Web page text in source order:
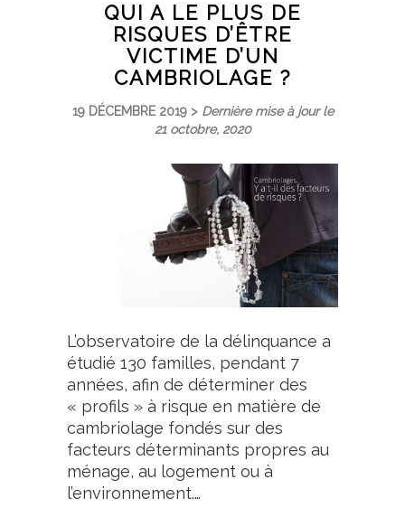
QUI A LE PLUS DE
RISQUES D’ÊTRE
VICTIME D’UN
CAMBRIOLAGE ?
19 DÉCEMBRE 2019 > Dernière mise à jour le
21 octobre, 2020
L’observatoire de la délinquance a
étudié 130 familles, pendant 7
années, afin de déterminer des
« profils » à risque en matière de
cambriolage fondés sur des
facteurs déterminants propres au
ménage, au logement ou à
l’environnement.…